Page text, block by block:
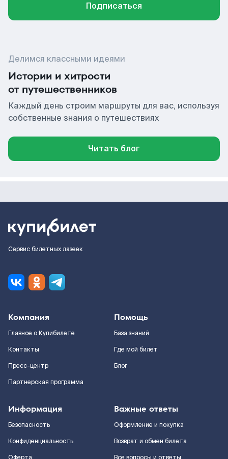
Подписаться
Делимся классными идеями
Истории и хитрости
от путешественников
Каждый день строим маршруты для вас, используя
собственные знания о путешествиях
Читать блог
Сервис билетных лазеек
Компания
Главное о Купибилете
Контакты
Пресс-центр
Партнерская программа
Помощь
База знаний
Где мой билет
Блог
Информация
Безопасность
Конфиденциальность
Важные ответы
Оформление и покупка
Возврат и обмен билета